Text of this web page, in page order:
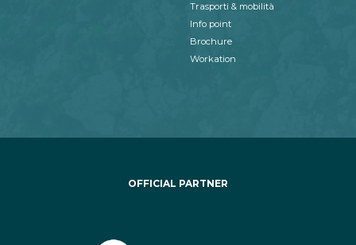
Trasporti & mobilità
Info point
Brochure
Workation
OFFICIAL PARTNER